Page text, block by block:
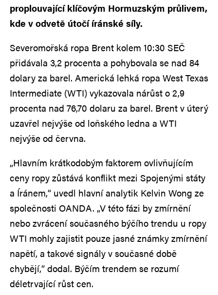
proplouvající klíčovým Hormuzským průlivem,
kde v odvetě útočí íránské síly.
Severomořská ropa Brent kolem 10:30 SEČ
přidávala 3,2 procenta a pohybovala se nad 84
dolary za barel. Americká lehká ropa West Texas
Intermediate (WTI) vykazovala nárůst o 2,9
procenta nad 76,70 dolaru za barel. Brent v úterý
uzavřel nejvýše od loňského ledna a WTI
nejvýše od června.
„Hlavním krátkodobým faktorem ovlivňujícím
ceny ropy zůstává konflikt mezi Spojenými státy
a Íránem,“ uvedl hlavní analytik Kelvin Wong ze
společnosti OANDA. „V této fázi by zmírnění
nebo zvrácení současného býčího trendu u ropy
WTI mohly zajistit pouze jasné známky zmírnění
napětí, a takové signály v současné době
chybějí,“ dodal. Býčím trendem se rozumí
déletrvající růst cen.